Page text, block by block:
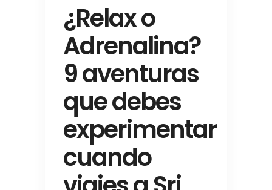
¿Relax o
Adrenalina?
9 aventuras
que debes
experimentar
cuando